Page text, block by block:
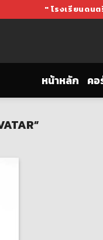
" โรงเรียนดนต
หน้าหลัก คอ